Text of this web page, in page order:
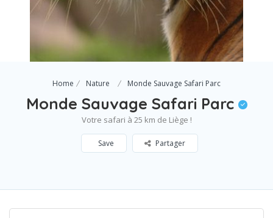
Home Nature Monde Sauvage Safari Parc
Monde Sauvage Safari Parc
Votre safari à 25 km de Liège !
Save Partager